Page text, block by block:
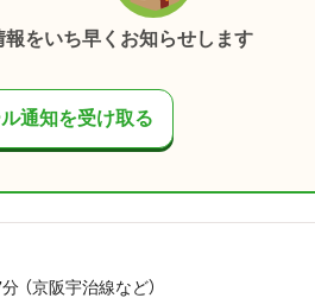
をいち早くお知らせします
通知を受け取る
分 （京阪宇治線など）